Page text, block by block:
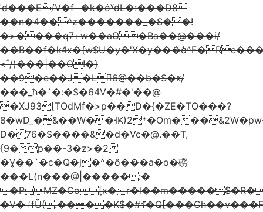
ˈd���E/V�f~�k�όʸdL�:���D8
��n�4��^z�������_�S��!
�>����q7+w��aO �Ba��@���i/
<˚/)���|��O !�}
��9�e��J�L6@��b�Ѕ�ԟ/
���_ћ�`�:�S�64V�#�'��@
�XJ93[TOdMf�>p��D�{�ZE�TΟ���?
D�76�S����&�d�Vc�@.��T,
{9�p��-3�z>�2
�Ɣ��`�c�Q�j�^�ő���a�o�磱
���L(n���@|�����:�
�V�ٵfȔ(.����K$�#ꛋ�Q[���Ch��v���F�gC#�!